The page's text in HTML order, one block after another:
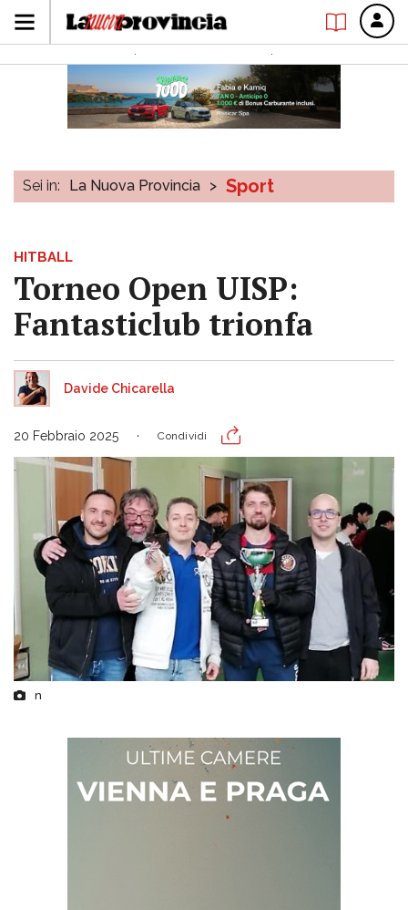
Sei in: La Nuova Provincia > Sport
HITBALL
Torneo Open UISP:
Fantasticlub trionfa
Davide Chicarella
20 Febbraio 2025 Condividi
n